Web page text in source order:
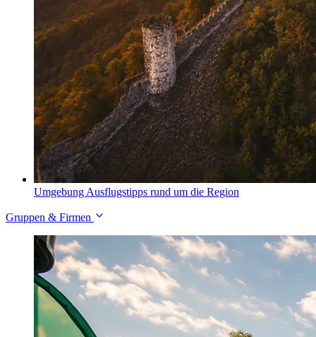
Umgebung Ausflugstipps rund um die Region
Gruppen & Firmen